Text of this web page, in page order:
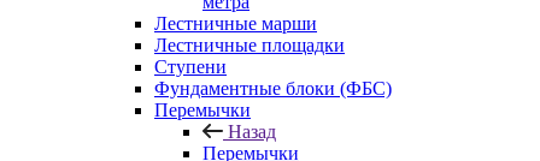
Лестничные марши
Лестничные площадки
Ступени
Фундаментные блоки (ФБС)
Перемычки
Назад
Перемычки